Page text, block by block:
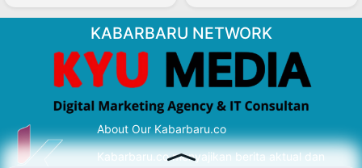
KABARBARU NETWORK
About Our Kabarbaru.co
Kabarbaru.co menyajikan berita aktual dan